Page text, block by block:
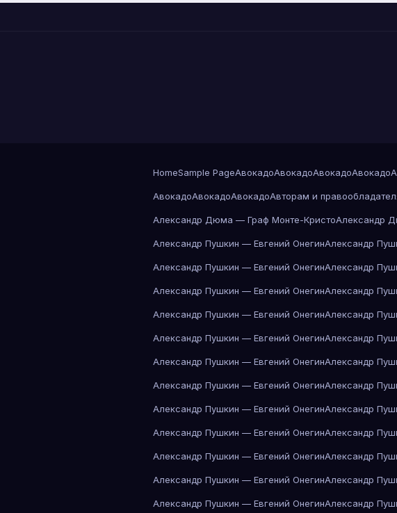
HomeSample PageАвокадоАвокадоАвокадоАвокадо
АвокадоАвокадоАвокадоАвторам и
Александр Дюма — Граф Монте-КристоАлександр
Александр Пушкин — Евгений ОнегинАлександр
Александр Пушкин — Евгений ОнегинАлександр
Александр Пушкин — Евгений ОнегинАлександр
Александр Пушкин — Евгений ОнегинАлександр
Александр Пушкин — Евгений ОнегинАлександр
Александр Пушкин — Евгений ОнегинАлександр
Александр Пушкин — Евгений ОнегинАлександр
Александр Пушкин — Евгений ОнегинАлександр
Александр Пушкин — Евгений ОнегинАлександр
Александр Пушкин — Евгений ОнегинАлександр
Александр Пушкин — Евгений ОнегинАлександр
Александр Пушкин — Евгений ОнегинАлександр